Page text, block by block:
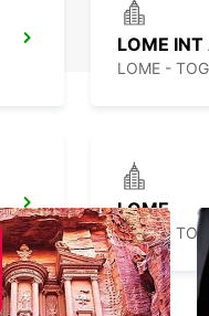
LOME -
LOME
LOME -